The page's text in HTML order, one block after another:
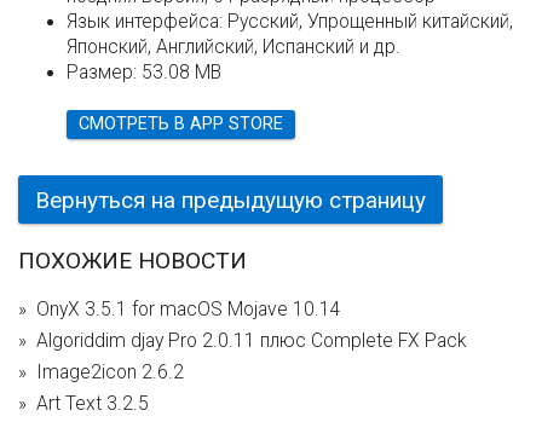
Язык интерфейса: Русский, Упрощенный китайский,
Японский, Английский, Испанский и др.
Размер: 53.08 MB
СМОТРЕТЬ В APP STORE
Вернуться на предыдущую страницу
ПОХОЖИЕ НОВОСТИ
OnyX 3.5.1 for macOS Mojave 10.14
Algoriddim djay Pro 2.0.11 плюс Complete FX Pack
Image2icon 2.6.2
Art Text 3.2.5